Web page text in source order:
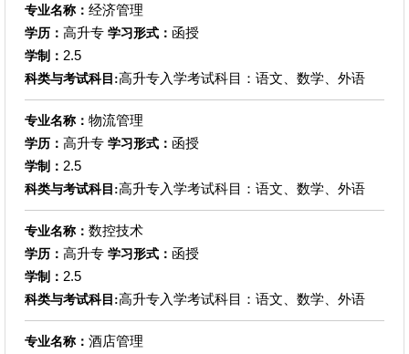
专业名称： 经济管理
学历： 高升专 学习形式： 函授
学制： 2.5
科类与考试科目:高升专入学考试科目：语文、数学、外语
专业名称： 物流管理
学历： 高升专 学习形式： 函授
学制： 2.5
科类与考试科目:高升专入学考试科目：语文、数学、外语
专业名称： 数控技术
学历： 高升专 学习形式： 函授
学制： 2.5
科类与考试科目:高升专入学考试科目：语文、数学、外语
专业名称： 酒店管理